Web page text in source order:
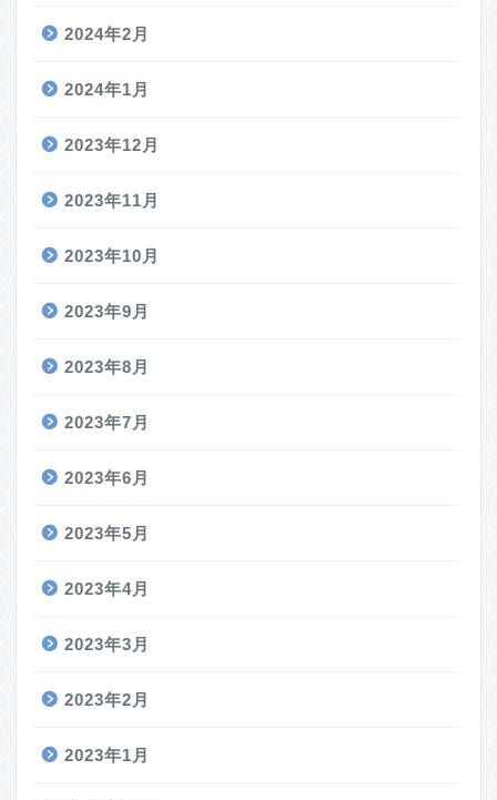
2024年2月
2024年1月
2023年12月
2023年11月
2023年10月
2023年9月
2023年8月
2023年7月
2023年6月
2023年5月
2023年4月
2023年3月
2023年2月
2023年1月